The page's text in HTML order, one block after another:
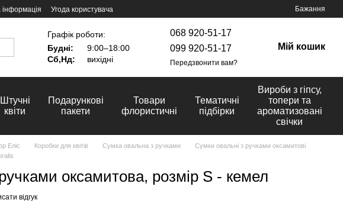
інформація Угода користувача Бажання
Графік роботи:
Будні:
9:00–18:00
Сб,Нд:
вихідні
068 920-51-17
099 920-51-17
Передзвонити вам?
Мій кошик
Штучні
квіти
Подарункові
пакети
Товари
флористичні
Тематичні
підбірки
Вироби з гіпсу,
топери та
ароматизовані
свічки
Еліс Коробки для квітів Сумка овальна з ручками
Сумки овальні з ручками оксамитові
оксамитова, розмір S - кемел
відгук